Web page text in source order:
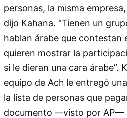
personas, la misma
dijo Kahana. “Tienen un
hablan árabe que contestan
quieren mostrar la
si le dieran una cara árabe”.
equipo de Ach le entregó
la lista de personas que
documento —visto por AP—